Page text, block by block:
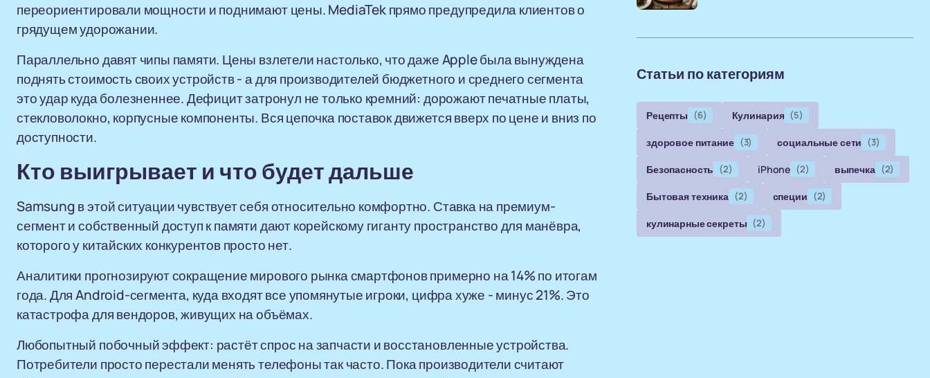
переориентировали мощности и поднимают цены. MediaTek прямо предупредила клиентов о
грядущем удорожании.
Параллельно давят чипы памяти. Цены взлетели настолько, что даже Apple была вынуждена
поднять стоимость своих устройств - а для производителей бюджетного и среднего сегмента
это удар куда болезненнее. Дефицит затронул не только кремний: дорожают печатные платы,
стекловолокно, корпусные компоненты. Вся цепочка поставок движется вверх по цене и вниз по
доступности.
Кто выигрывает и что будет дальше
Samsung в этой ситуации чувствует себя относительно комфортно. Ставка на премиум-
сегмент и собственный доступ к памяти дают корейскому гиганту пространство для манёвра,
которого у китайских конкурентов просто нет.
Аналитики прогнозируют сокращение мирового рынка смартфонов примерно на 14% по итогам
года. Для Android-сегмента, куда входят все упомянутые игроки, цифра хуже - минус 21%. Это
катастрофа для вендоров, живущих на объёмах.
Любопытный побочный эффект: растёт спрос на запчасти и восстановленные устройства.
Потребители просто перестали менять телефоны так часто. Пока производители считают
Статьи по категориям
Рецепты (6) Кулинария (5)
здоровое питание (3) социальные сети (3)
Безопасность (2) iPhone (2) выпечка (2)
Бытовая техника (2) специи (2)
кулинарные секреты (2)